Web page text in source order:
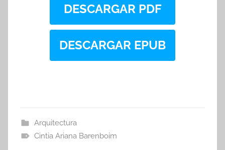
DESCARGAR PDF
DESCARGAR EPUB
Arquitectura
Cintia Ariana Barenboim